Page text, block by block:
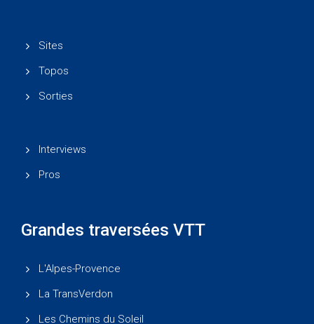
Sites
Topos
Sorties
Interviews
Pros
Grandes traversées VTT
L'Alpes-Provence
La TransVerdon
Les Chemins du Soleil